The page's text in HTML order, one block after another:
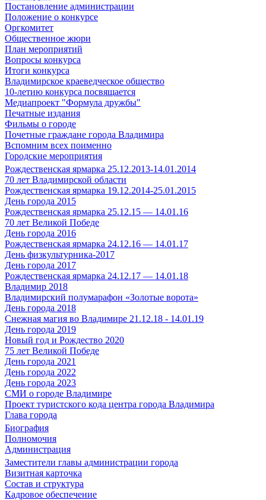
Постановление администрации
Положение о конкурсе
Оргкомитет
Общественное жюри
План мероприятий
Вопросы конкурса
Итоги конкурса
Владимирское краеведческое общество
10-летию конкурса посвящается
Медиапроект "Формула дружбы"
Печатные издания
Фильмы о городе
Почетные граждане города Владимира
Вспомним всех поименно
Городские мероприятия
Рождественская ярмарка 25.12.2013-14.01.2014
70 лет Владимирской области
Рождественская ярмарка 19.12.2014-25.01.2015
День города 2015
Рождественская ярмарка 25.12.15 — 14.01.16
70 лет Великой Победе
День города 2016
Рождественская ярмарка 24.12.16 — 14.01.17
День физкультурника-2017
День города 2017
Рождественская ярмарка 24.12.17 — 14.01.18
Владимир 2018
Владимирский полумарафон «Золотые ворота»
День города 2018
Снежная магия во Владимире 21.12.18 - 14.01.19
День города 2019
Новый год и Рождество 2020
75 лет Великой Победе
День города 2021
День города 2022
День города 2023
СМИ о городе Владимире
Проект туристского кода центра города Владимира
Глава города
Биография
Полномочия
Администрация
Заместители главы администрации города
Визитная карточка
Состав и структура
Кадровое обеспечение